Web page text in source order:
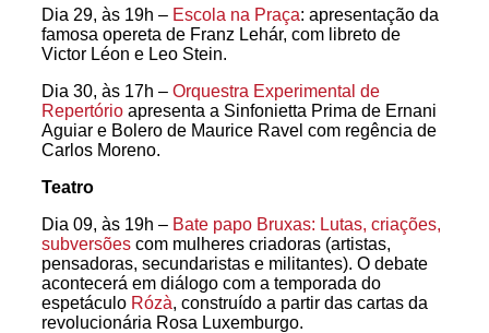
Dia 29, às 19h – Escola na Praça: apresentação da
famosa opereta de Franz Lehár, com libreto de
Victor Léon e Leo Stein.
Dia 30, às 17h – Orquestra Experimental de
Repertório apresenta a Sinfonietta Prima de Ernani
Aguiar e Bolero de Maurice Ravel com regência de
Carlos Moreno.
Teatro
Dia 09, às 19h – Bate papo Bruxas: Lutas, criações,
subversões com mulheres criadoras (artistas,
pensadoras, secundaristas e militantes). O debate
acontecerá em diálogo com a temporada do
espetáculo Rózà, construído a partir das cartas da
revolucionária Rosa Luxemburgo.